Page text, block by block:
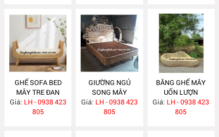
GHẾ SOFA BED
MÂY TRE ĐAN
MA671
Giá: LH - 0938 423
805
GIƯỜNG NGỦ
SONG MÂY
MA670
Giá: LH - 0938 423
805
BĂNG GHẾ MÂY
UỐN LƯỢN
MA667
Giá: LH - 0938 423
805